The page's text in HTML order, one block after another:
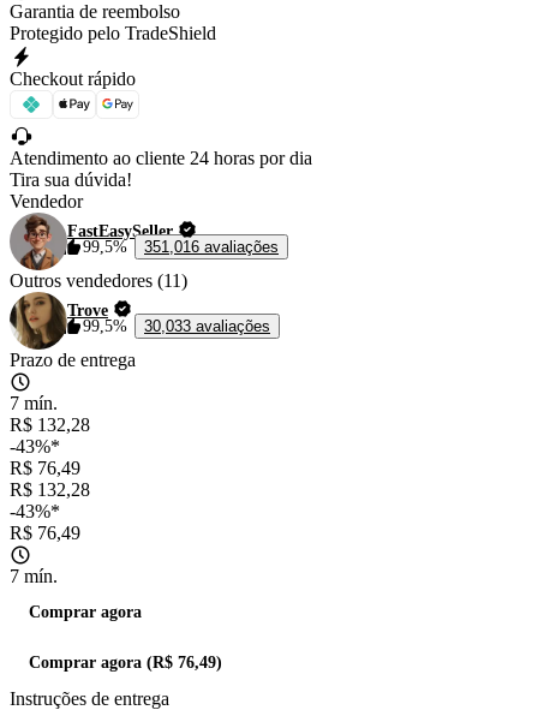
Garantia de reembolso
Protegido pelo TradeShield
Checkout rápido
Atendimento ao cliente 24 horas por dia
Tira sua dúvida!
Vendedor
FastEasySeller
99,5%
351,016 avaliações
Outros vendedores (11)
Trove
99,5%
30,033 avaliações
Prazo de entrega
7 mín.
R$ 132,28
-43%*
R$ 76,49
R$ 132,28
-43%*
R$ 76,49
7 mín.
Comprar agora
Comprar agora (R$ 76,49)
Instruções de entrega